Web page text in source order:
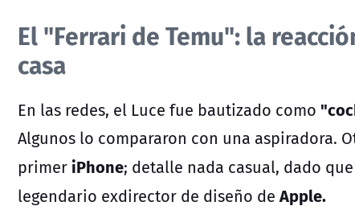
El "Ferrari de Temu": la
casa
En las redes, el Luce fue bautizado como
Algunos lo compararon con una aspiradora.
primer iPhone; detalle nada casual, dado
legendario exdirector de diseño deApple.